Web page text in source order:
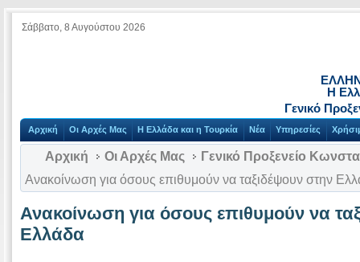
Σάββατο, 8 Αυγούστου 2026
Η
Γενικό
Αρχική Οι Αρχές Μας Η Ελλάδα και η Τουρκία Νέα Υπηρεσίες
Αρχική Οι Αρχές Μας
Γενικό Προξενείο
Ανακοίνωση για όσους επιθυμούν να ταξιδέψουν στην
Ανακοίνωση για όσους επιθυμούν να
Ελλάδα